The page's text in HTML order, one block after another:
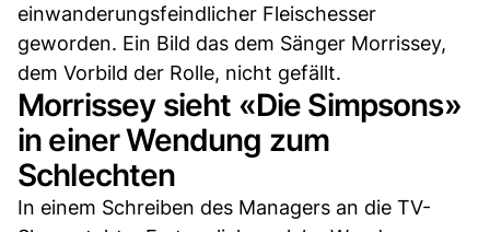
einwanderungsfeindlicher Fleischesser
geworden. Ein Bild das dem Sänger Morrissey,
dem Vorbild der Rolle, nicht gefällt.
Morrissey sieht «Die Simpsons»
in einer Wendung zum
Schlechten
In einem Schreiben des Managers an die TV-